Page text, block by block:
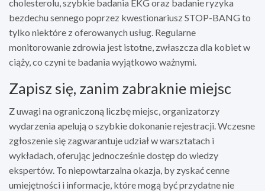
cholesterolu, szybkie badania EKG oraz badanie ryzyka
bezdechu sennego poprzez kwestionariusz STOP-BANG to
tylko niektóre z oferowanych usług. Regularne
monitorowanie zdrowia jest istotne, zwłaszcza dla kobiet w
ciąży, co czyni te badania wyjątkowo ważnymi.
Zapisz się, zanim zabraknie miejsc
Z uwagi na ograniczoną liczbę miejsc, organizatorzy
wydarzenia apelują o szybkie dokonanie rejestracji. Wczesne
zgłoszenie się zagwarantuje udział w warsztatach i
wykładach, oferując jednocześnie dostęp do wiedzy
ekspertów. To niepowtarzalna okazja, by zyskać cenne
umiejętności i informacje, które mogą być przydatne nie